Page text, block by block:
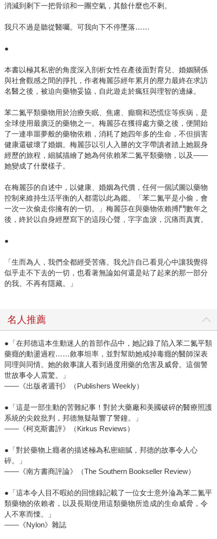
消減到剩下一把骨頭和一團空氣，其餘什麼也不剩。
我只不過是聽從醫囑。可我向下不停墜落……
●
本書以極其私密的角度深入剖析女性在產後面對育兒、婚姻關係
與社會觀感之間的掙扎，作者梅麗莎經年累月的壓力最終在求訪
名醫之後，被迫向藥物妥協，自此遊走於瘋狂與理智的邊緣。
苯二氮平類藥物用於治療失眠、焦慮、癲癇和恐慌症等疾病，是
全球使用最廣泛的藥物之一。梅麗莎在獲得處方藥之後，便開始
了一連串噩夢般的藥物依賴，消耗了她四年多的生命，不但損害
健康還破壞了婚姻。梅麗莎以引人入勝的文字帶讀者踏上她親身
經歷的旅程，細膩描繪了她為何依賴苯二氮平類藥物，以及——
她變成了什麼樣子。
在梅麗莎的自述中，以健康、婚姻為代價，任何一個試圖以藥物
控制來維持生活平衡的人都需以此為鑑。「苯二氮平是小偷，會
一次一次偷走你擁有的一切。」梅麗莎在與藥物依賴搏鬥數年之
後，終於以自身經歷寫下的這段心聲，字字血淚，沉痛而真實。
●
「生而為人，我們全都經受苦痛。我允許自己看見心中讓我覺得
似乎走不下去的一切，也看著無論如何還是站了起來的那一部分
的我。不再有隱藏。」
名人推薦
●「在邦德這本生動迷人的首部作品中，她記錄了陷入苯二氮平類
藥癮的動盪過程……敘事坦率，並對幫助她戒掉毒癮的醫師深表
同理與同情。她的敘事讓人看到過度用藥的危害及威脅。這個警
世故事令人震驚。」
——《出版者週刊》（Publishers Weekly）
●「這是一部生動的苦難紀事！對於大藥廠和美國破碎的醫療照護
系統的尖銳批判，邦德無疑敲響了警鐘。」
——《柯克斯書評》（Kirkus Reviews）
●「對於藥物上癮者的描述極為私密細膩，邦德的故事令人心
碎。」
——《南方書商評論》（The Southern Bookseller Review）
●「這本令人目不暇給的回憶錄記載了一位女士意外淪為苯二氮平
類藥物的依賴者，以及長期使用這類藥物所造成的生命威脅，令
人不寒而慄。」
——《Nylon》雜誌